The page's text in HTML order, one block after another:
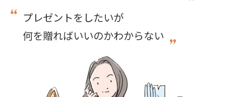
プレゼントをしたいが
何を贈ればいいのかわからない